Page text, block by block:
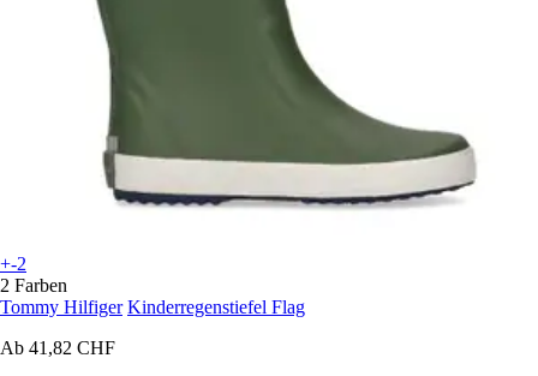
+-2
2 Farben
Tommy Hilfiger Kinderregenstiefel Flag
Ab 41,82 CHF